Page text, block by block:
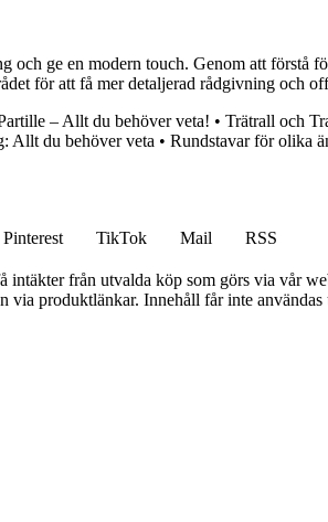
ge en modern touch. Genom att förstå
för att få mer detaljerad rådgivning och
– Allt du behöver veta! • Trätrall och
Allt du behöver veta • Rundstavar för olika
Pinterest TikTok Mail
RSS
från utvalda köp som görs via vår
produktlänkar. Innehåll får inte